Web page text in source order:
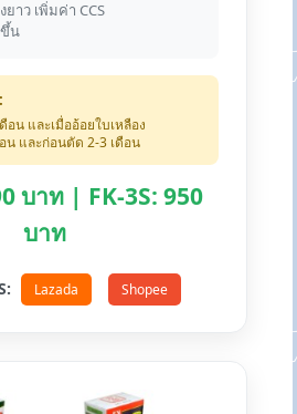
ยาว เพิ่มค่า CCS
น
อน และเมื่ออ้อยใบเหลือง
น และก่อนตัด 2-3 เดือน
บาท | FK-3S: 950
บาท
Lazada Shopee